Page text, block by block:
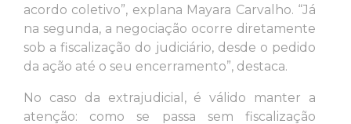
acordo coletivo”, explana Mayara Carvalho. “Já
na segunda, a negociação ocorre diretamente
sob a fiscalização do judiciário, desde o pedido
da ação até o seu encerramento”, destaca.
No caso da extrajudicial, é válido manter a
atenção: como se passa sem fiscalização